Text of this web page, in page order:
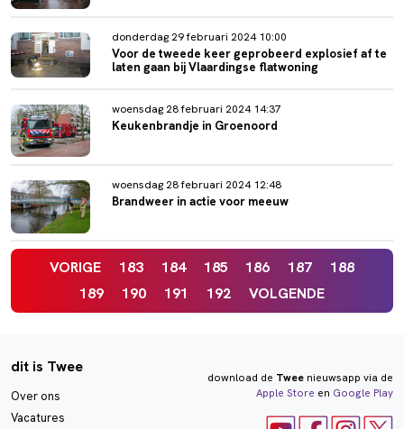
donderdag 29 februari 2024 10:00
Voor de tweede keer geprobeerd explosief af te
laten gaan bij Vlaardingse flatwoning
woensdag 28 februari 2024 14:37
Keukenbrandje in Groenoord
woensdag 28 februari 2024 12:48
Brandweer in actie voor meeuw
VORIGE 183 184 185 186 187
188
189
190 191 192 VOLGENDE
dit is Twee
Over ons
Vacatures
download de Tweenieuwsapp via de
Apple Store en Google Play